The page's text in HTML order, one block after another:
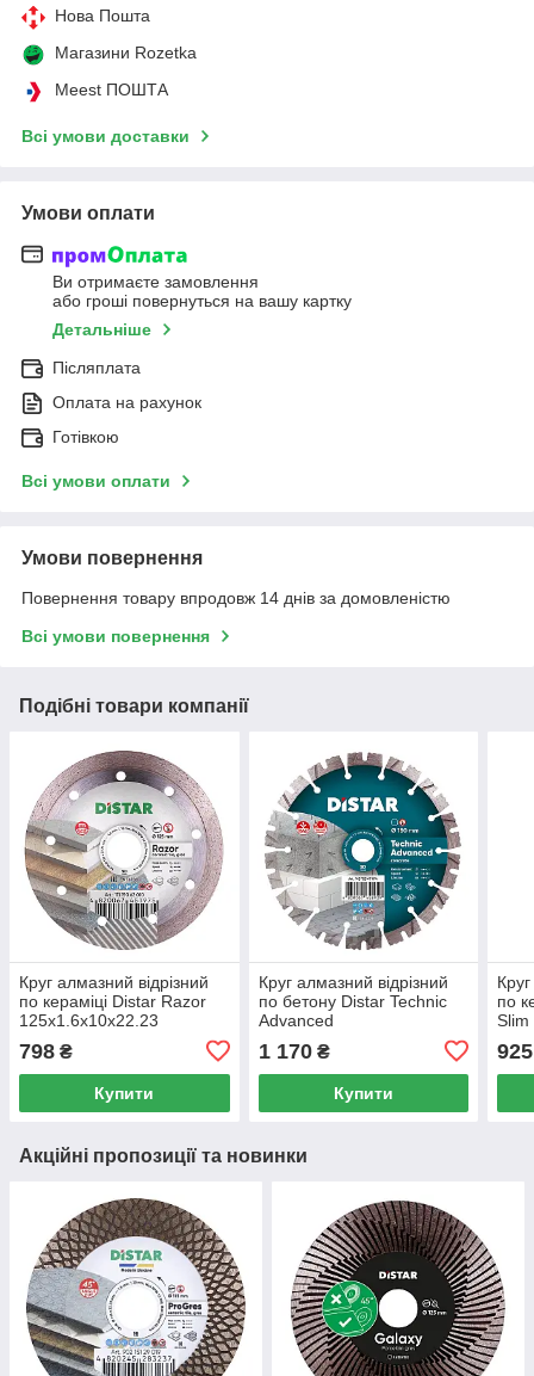
Нова Пошта
Магазини Rozetka
Meest ПОШТА
Всі умови доставки
Умови оплати
Ви отримаєте замовлення
або гроші повернуться на вашу картку
Детальніше
Післяплата
Оплата на рахунок
Готівкою
Всі умови оплати
Умови повернення
Повернення товару впродовж 14 днів за домовленістю
Всі умови повернення
Подібні товари компанії
Круг алмазний відрізний
по кераміці Distar Razor
125x1.6x10x22.23
798 ₴
Купити
Круг алмазний відрізний
по бетону Distar Technic
Advanced
1 170₴
Купити
по
Slim
925
Акційні пропозиції та новинки